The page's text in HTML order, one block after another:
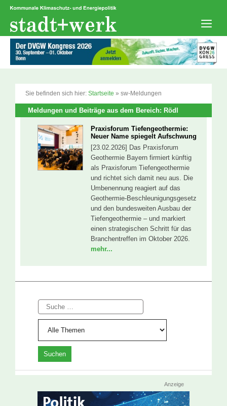
Zum
springen
Sie befinden sich hier: Startseite » sw-Meldungen
Meldungen und Beiträge aus dem Bereich: Rödl
Praxisforum Tiefengeothermie:
Neuer Name spiegelt Aufschwung
[23.02.2026] Das Praxisforum
Geothermie Bayern firmiert künftig
als Praxisforum Tiefengeothermie
und richtet sich damit neu aus. Die
Umbenennung reagiert auf das
Geothermie-Beschleunigungsgesetz
und den bundesweiten Ausbau der
Tiefengeothermie – und markiert
einen strategischen Schritt für das
Branchentreffen im Oktober 2026.
mehr...
Suche
Anzeige